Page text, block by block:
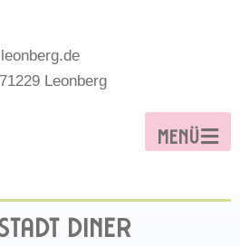
Leonberg
MENÜ
DINER